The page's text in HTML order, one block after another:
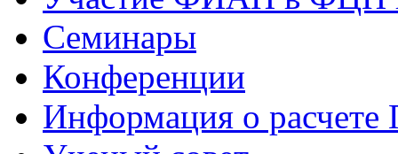
Семинары
Конференции
Информация о